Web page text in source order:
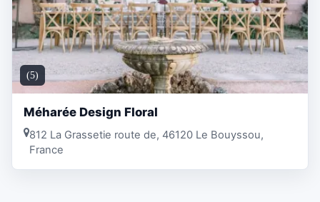
(5)
Méharée Design Floral
812 La Grassetie route de, 46120 Le Bouyssou,
France